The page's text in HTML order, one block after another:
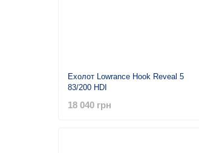
Ехолот Lowrance Hook Reveal 5
83/200 HDI
18 040 грн